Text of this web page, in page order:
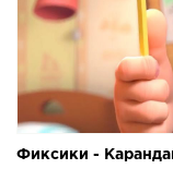
Фиксики -